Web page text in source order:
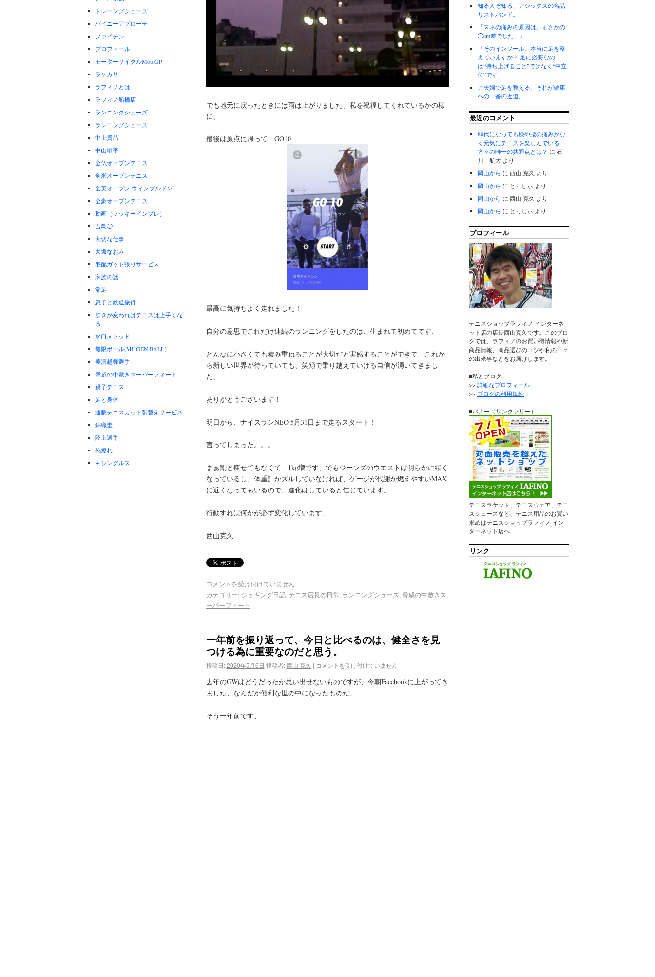
でも地元に戻ったときには雨は上がりました、私を祝福してくれているかの様
に、
最後は原点に帰って GO10
最高に気持ちよく走れました！
自分の意思でこれだけ連続のランニングをしたのは、生まれて初めてです、
どんなに小さくても積み重ねることが大切だと実感することができて、これか
ら新しい世界が待っていても、笑顔で乗り越えていける自信が湧いてきまし
た、
ありがとうございます！
明日から、ナイスランNEO 5月31日まで走るスタート！
言ってしまった。。。
まぁ割と痩せてもなくて、1kg増です、でもジーンズのウエストは明らかに緩く
なっているし、体重計がズルしていなければ、ゲージが代謝が燃えやすいMAX
に近くなってもいるので、進化はしていると信じています。
行動すれば何かが必ず変化しています、
西山克久
コメントを受け付けていません
カテゴリー: ジョギング日記, テニス店長の日常, ランニングシューズ, 脅威の中敷きス
ーパーフィート
一年前を振り返って、今日と比べるのは、健全さを見
つける為に重要なのだと思う。
投稿日: 2020年5月6日 投稿者: 西山 克久 | コメントを受け付けていません
去年のGWはどうだったか思い出せないものですが、今朝Facebookに上がってき
ました、なんだか便利な世の中になったものだ、
そう一年前です、
トレーングシューズ
バイニーアプローチ
ファイテン
プロフィール
モーターサイクルMotoGP
ラケカリ
ラフィノとは
ラフィノ船橋店
ランニングシューズ
ランニングシューズ
中上貴晶
中山昂平
全仏オープンテニス
全米オープンテニス
全英オープン ウィンブルドン
全豪オープンテニス
動画（フッキーインプレ）
吉鳥◯
大切な仕事
大坂なおみ
宅配ガット張りサービス
家族の話
常足
息子と鉄道旅行
歩きが変わればテニスは上手くな
る
水口メソッド
無限ボール(MUGEN BALL）
美濃越舞選手
脅威の中敷きスーパーフィート
親子テニス
足と身体
通販テニスガット張替えサービス
錦織圭
陸上選手
靴擦れ
＋シングルス
知る人ぞ知る、アシックスの名品
リストバンド。
「スネの痛みの原因は、まさかの
◯cm差でした。」
「そのインソール、本当に足を整
えていますか？ 足に必要なの
は“持ち上げること”ではなく“中立
位”です」
ご夫婦で足を整える。それが健康
への一番の近道。
最近のコメント
80代になっても膝や腰の痛みがな
く元気にテニスを楽しんでいる
方々の唯一の共通点とは？ に石
川 航大 より
岡山から に西山 克久 より
岡山から に とっしぃ より
岡山から に西山 克久 より
岡山から に とっしぃ より
プロフィール
テニスショップラフィノ インターネ
ット店の店長西山克久です。このブロ
グでは、ラフィノのお買い得情報や新
商品情報、商品選びのコツや私の日々
の出来事などをお届けします。
■私とブログ
>>詳細なプロフィール
>> ブログの利用規約
■バナー（リンクフリー）
テニスラケット、テニスウェア、テニ
スシューズなど、テニス用品のお買い
求めはテニスショップラフィノ イン
ターネット店へ
リンク